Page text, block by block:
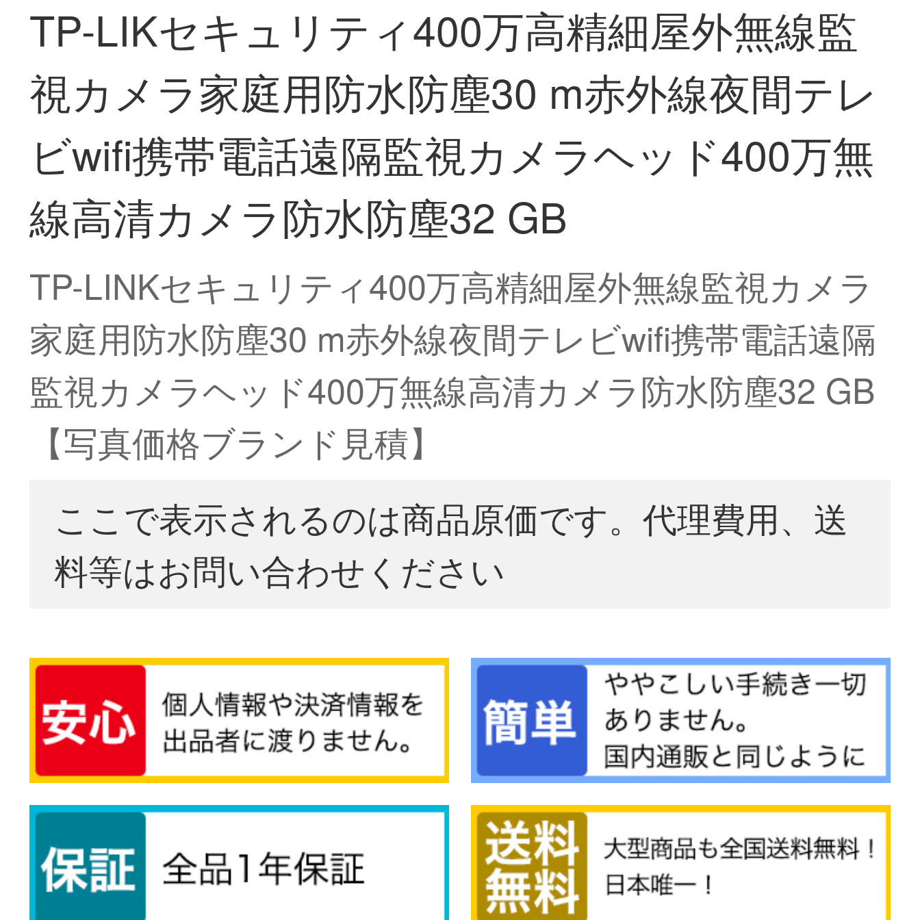
TP-LIKセキュリティ400万高精細屋外無線監
視カメラ家庭用防水防塵30 m赤外線夜間テレ
ビwifi携帯電話遠隔監視カメラヘッド400万無
線高清カメラ防水防塵32 GB
TP-LINKセキュリティ400万高精細屋外無線監視カメラ
家庭用防水防塵30 m赤外線夜間テレビwifi携帯電話遠隔
監視カメラヘッド400万無線高清カメラ防水防塵32 GB
【写真価格ブランド見積】
ここで表示されるのは商品原価です。代理費用、送
料等はお問い合わせください